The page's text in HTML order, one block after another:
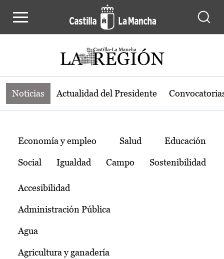
Noticias de la región de Castilla-La
Noticias Actualidad del Presidente
Temas
Economía y empleo Salud Educación
Social Igualdad Campo Sostenibilidad
Accesibilidad
Administración Pública
Agua
Agricultura y ganadería